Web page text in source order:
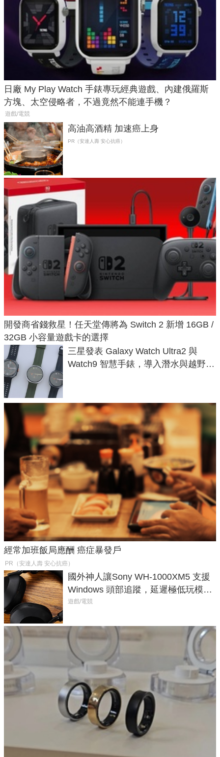
日廠 My Play Watch 手錶專玩經典遊戲、內建俄羅斯
方塊、太空侵略者，不過竟然不能連手機？
遊戲/電競
高油高酒精 加速癌上身
PR（安達人壽 安心抗癌）
開發商省錢救星！任天堂傳將為 Switch 2 新增 16GB /
32GB 小容量遊戲卡的選擇
三星發表 Galaxy Watch Ultra2 與
Watch9 智慧手錶，導入潛水與越野跑
經常加班飯局應酬 癌症暴發戶
PR（安達人壽 安心抗癌）
國外神人讓Sony WH-1000XM5 支援
Windows 頭部追蹤，延遲極低玩模擬
飛行超有感
遊戲/電競